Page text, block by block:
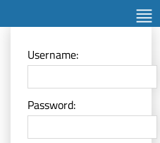
Username:
Password: